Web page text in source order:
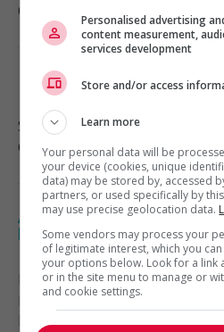
Comptabilité, finance et
Directeur de la
Saint-Eustache, QC
Cadres supérieurs / Haute
Adjoint juridique en litige
la construction
Boisbriand, QC
Droit et métiers reliés à la
Personalised advertising
content measurement,
services development
Store and/or access
Learn more
Your personal data will be
your device (cookies, unique
data) may be stored by, accessed
partners, or used specifically by
may use precise geolocation data.
Some vendors may process your
of legitimate interest, which you
your options below. Look for a link
or in the site menu to manage or
and cookie settings.